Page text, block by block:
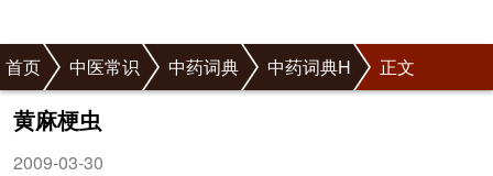
首页 中医常识 中药词典 中药词典H 正文
黄麻梗虫
2009-03-30